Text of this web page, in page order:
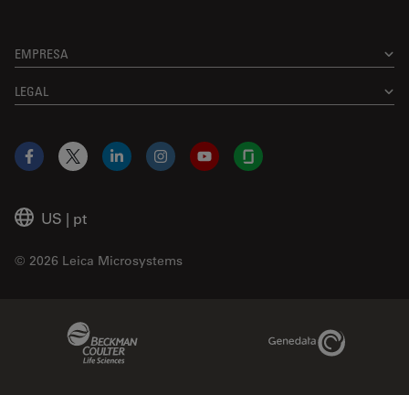
EMPRESA
LEGAL
US | pt
© 2026 Leica Microsystems
Facebook
X LinkedInInstagramYouTubeGlassdoor
Genedata Link